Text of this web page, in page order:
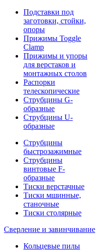
Подставки под
заготовки, стойки,
опоры
Прижимы Toggle
Clamp
Прижимы и упоры
для верстаков и
монтажных столов
Распорки
телескопические
Струбцины G-
образные
Струбцины U-
образные
Струбцины
быстрозажимные
Струбцины
винтовые F-
образные
Тиски верстачные
Тиски мшинные,
станочные
Тиски столярные
Сверление и завинчивание
Кольцевые пилы